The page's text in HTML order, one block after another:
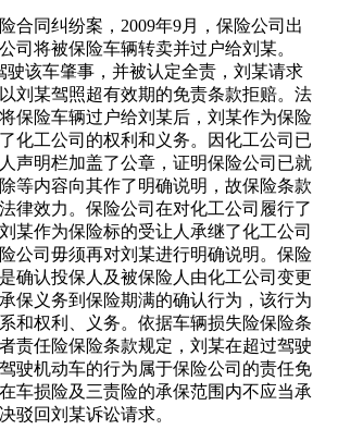
合同纠纷案，2009年9月，保险公司出
司将被保险车辆转卖并过户给刘某。
驶该车肇事，并被认定全责，刘某请求
刘某驾照超有效期的免责条款拒赔。法
保险车辆过户给刘某后，刘某作为保险
化工公司的权利和义务。因化工公司已
声明栏加盖了公章，证明保险公司已就
等内容向其作了明确说明，故保险条款
律效力。保险公司在对化工公司履行了
某作为保险标的受让人承继了化工公司
公司毋须再对刘某进行明确说明。保险
确认投保人及被保险人由化工公司变更
保义务到保险期满的确认行为，该行为
和权利、义务。依据车辆损失险保险条
责任险保险条款规定，刘某在超过驾驶
驶机动车的行为属于保险公司的责任免
车损险及三责险的承保范围内不应当承
驳回刘某诉讼请求。